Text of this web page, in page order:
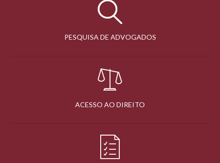
PESQUISA DE ADVOGADOS
ACESSO AO DIREITO